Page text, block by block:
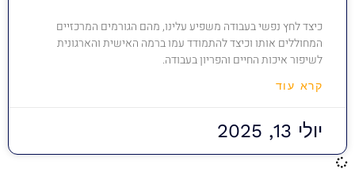
כיצד לחץ נפשי בעבודה משפיע עלינו, מהם הגורמים המרכזיים
המחוללים אותו וכיצד להתמודד עמו ברמה האישית והארגונית
לשיפור איכות החיים והפריון בעבודה.
קרא עוד
יולי 13, 2025